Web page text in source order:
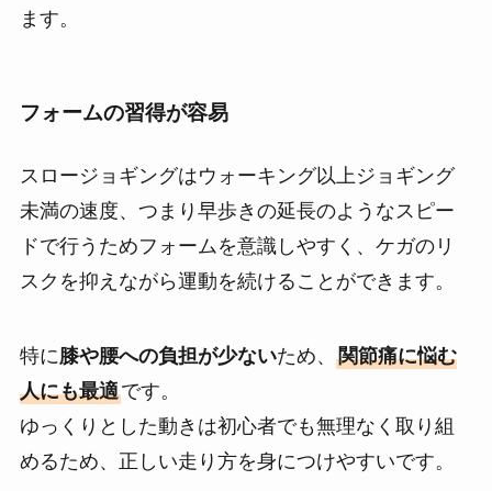
ます。
フォームの習得が容易
スロージョギングはウォーキング以上ジョギング
未満の速度、つまり早歩きの延長のようなスピー
ドで行うためフォームを意識しやすく、ケガのリ
スクを抑えながら運動を続けることができます。
特に膝や腰への負担が少ないため、 関節痛に悩む
人にも最適です。
ゆっくりとした動きは初心者でも無理なく取り組
めるため、正しい走り方を身につけやすいです。